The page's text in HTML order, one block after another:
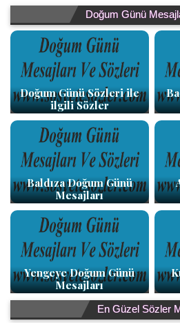
Doğum Günü
Doğum Günü Sözleri ile
ilgili Sözler
Baldıza Doğum Günü
Mesajları
Yengeye Doğum Günü
Mesajları
En Güzel Sözler